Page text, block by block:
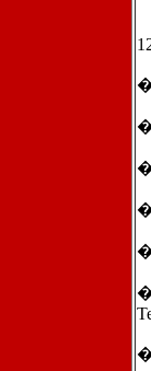
�
�
�
�
�
�
�